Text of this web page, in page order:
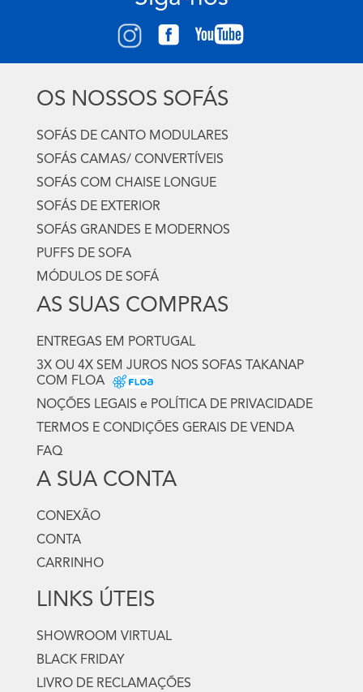
OS NOSSOS SOFÁS
SOFÁS DE CANTO MODULARES
SOFÁS CAMAS/ CONVERTÍVEIS
SOFÁS COM CHAISE LONGUE
SOFÁS DE EXTERIOR
SOFÁS GRANDES E MODERNOS
PUFFS DE SOFA
MÓDULOS DE SOFÁ
AS SUAS COMPRAS
ENTREGAS EM PORTUGAL
3X OU 4X SEM JUROS NOS SOFAS TAKANAP
COM FLOA
NOÇÕES LEGAIS e POLÍTICA DE PRIVACIDADE
TERMOS E CONDIÇÕES GERAIS DE VENDA
FAQ
A SUA CONTA
CONEXÃO
CONTA
CARRINHO
LINKS ÚTEIS
SHOWROOM VIRTUAL
BLACK FRIDAY
LIVRO DE RECLAMAÇÕES